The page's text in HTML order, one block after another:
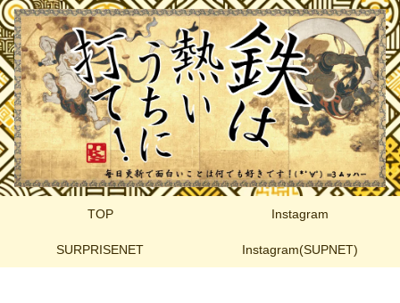
TOP Instagram
SURPRISENET Instagram(SUPNET)